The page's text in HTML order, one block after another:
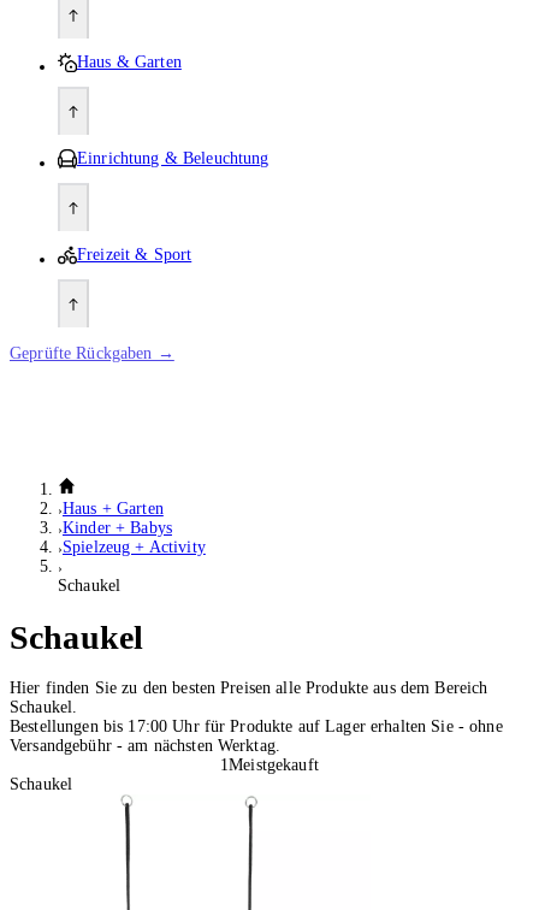
Haus & Garten
Einrichtung & Beleuchtung
Freizeit & Sport
Geprüfte Rückgaben →
Haus + Garten
Kinder + Babys
Spielzeug + Activity
Schaukel
Schaukel
Hier finden Sie zu den besten Preisen alle Produkte aus dem Bereich
Schaukel.
Bestellungen bis 17:00 Uhr für Produkte auf Lager erhalten Sie - ohne
Versandgebühr - am nächsten Werktag.
1Meistgekauft
Schaukel